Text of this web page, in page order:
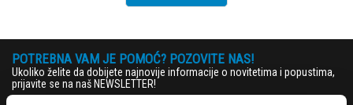
POTREBNA VAM JE POMOĆ? POZOVITE NAS!
Ukoliko želite da dobijete najnovije informacije o novitetima i popustima,
prijavite se na naš NEWSLETTER!